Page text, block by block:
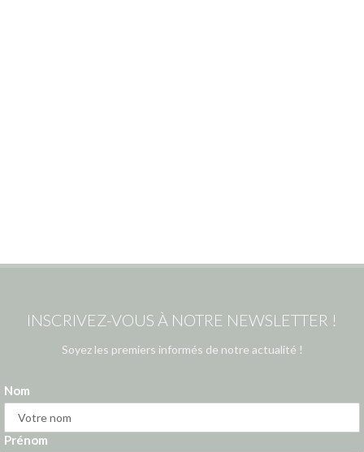
INSCRIVEZ-VOUS À NOTRE NEWSLETTER !
Soyez les premiers informés de notre actualité !
Nom
Prénom